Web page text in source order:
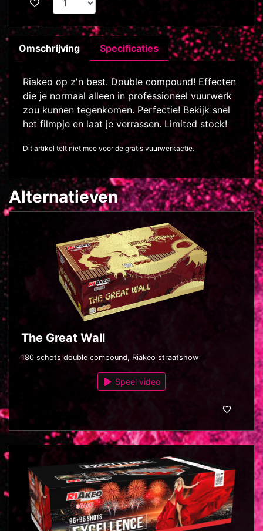
Omschrijving Specificaties
Riakeo op z'n best. Double compound! Effecten
die je normaal alleen in professioneel vuurwerk
zou kunnen tegenkomen. Perfectie! Bekijk snel
het filmpje en laat je verrassen. Limited stock!
Dit artikel telt niet mee voor de gratis vuurwerkactie.
Alternatieven
The Great Wall
180 schots double compound, Riakeo straatshow
Speel video